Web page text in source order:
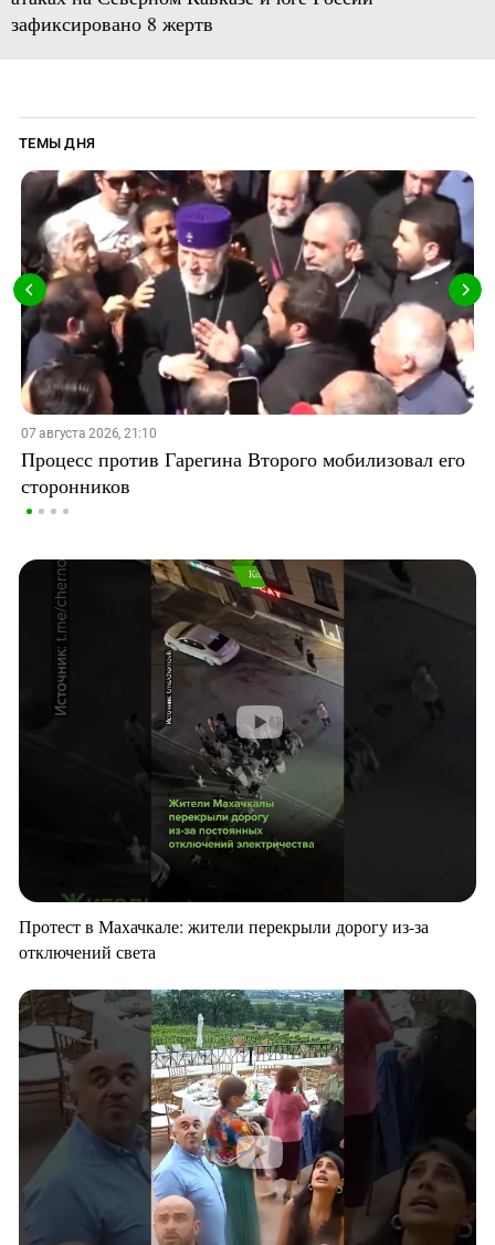
зафиксировано 8 жертв
ТЕМЫ ДНЯ
07 августа 2026, 21:10
Процесс против Гарегина Второго мобилизовал его
сторонников
Протест в Махачкале: жители перекрыли дорогу из-за
отключений света